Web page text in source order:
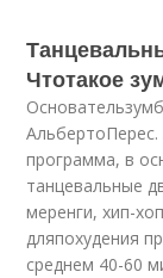
Чтотакое
программа, в
танцевальные
меренги, хип-
дляпохудения
среднем 40-60